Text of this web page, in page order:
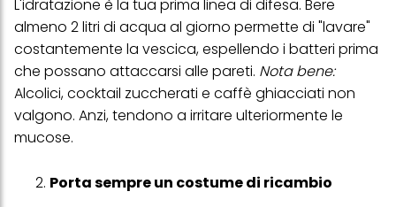
L'idratazione è la tua prima linea di difesa. Bere
almeno 2 litri di acqua al giorno permette di "lavare"
costantemente la vescica, espellendo i batteri prima
che possano attaccarsi alle pareti. Nota bene:
Alcolici, cocktail zuccherati e caffè ghiacciati non
valgono. Anzi, tendono a irritare ulteriormente le
mucose.
Porta sempre un costume di ricambio
alla tua famiglia, nonché per misurare e ottimizzare il successo
delle campagne pubblicitarie.
Puoi trovare maggiori informazioni sul trattamento dei tuoi dati
nella nostra Informativa sulla protezione dei dati collegata nel piè
di pagina (Sezione "Cookie, Pixel, Impronte digitali e tecnologie
simili"). Puoi revocare il tuo consenso in qualsiasi momento con
effetto per il futuro disabilitando i cookie sul nostro sito web nella
sezione "Impostazioni cookie" collegata nel piè di pagina. Per
ulteriori informazioni sui cookie utilizzati su questo sito Web, in
clic su "modifica" di seguito".